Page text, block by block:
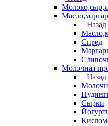
Назад
Спред
Молочная
Назад
Сырки